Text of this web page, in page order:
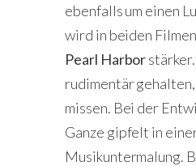
ebenfalls um einen
wird in beiden
Pearl Harbor
rudimentär
missen. Bei der
Ganze gipfelt in
Musikuntermalung.